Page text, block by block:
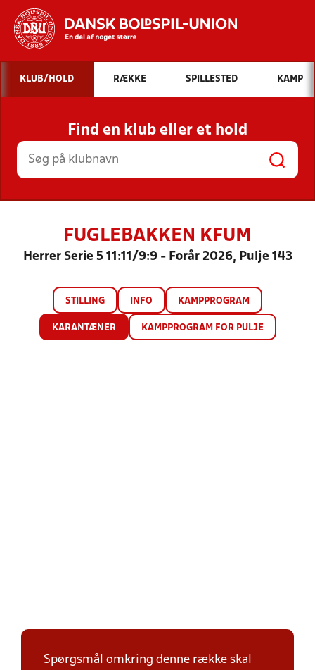
Hvad vil du søge efter?
INDHOLD OG NYHEDER
STILLINGER, RESULTATER, KLUBBER OG
HOLD
KLUB/HOLD RÆKKE SPILLESTED KAMP
Find en klub eller et hold
FUGLEBAKKEN KFUM
Herrer Serie 5 11:11/9:9 - Forår 2026, Pulje 143
STILLING INFO KAMPPROGRAM
KARANTÆNER KAMPPROGRAM FOR PULJE
Spørgsmål omkring denne række skal